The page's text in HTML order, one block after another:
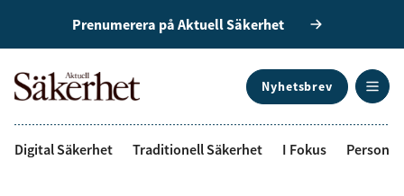
Prenumerera på Aktuell Säkerhet
Nyhetsbrev
Digital Säkerhet Traditionell Säkerhet I Fokus